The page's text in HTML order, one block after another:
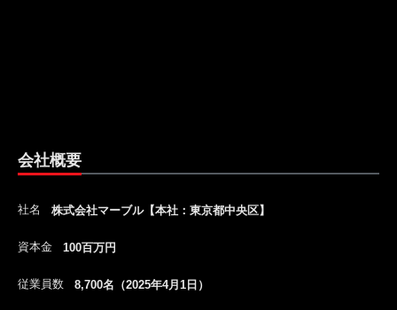
会社概要
社名 株式会社マーブル【本社：東京都中央区】
資本金 100百万円
従業員数 8,700名（2025年4月1日）